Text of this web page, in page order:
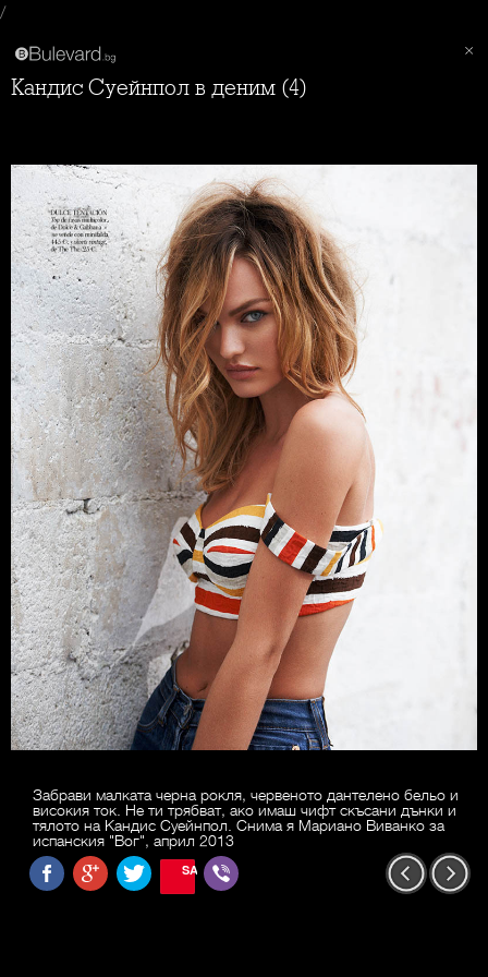
/
Кандис Суейнпол в деним (4)
Забрави малката черна рокля, червеното дантелено бельо и
високия ток. Не ти трябват, ако имаш чифт скъсани дънки и
тялото на Кандис Суейнпол. Снима я Мариано Виванко за
испанския "Вог", април 2013
SAVE